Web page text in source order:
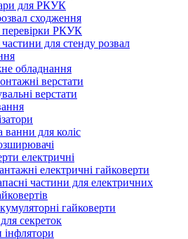
для РКУК
сходження
РКУК
частини для стенду розвал
обладнання
верстати
верстати
ванни для коліс
електричні
електричні гайковерти
частини для електричних
гайковерти
секреток
інфлятори